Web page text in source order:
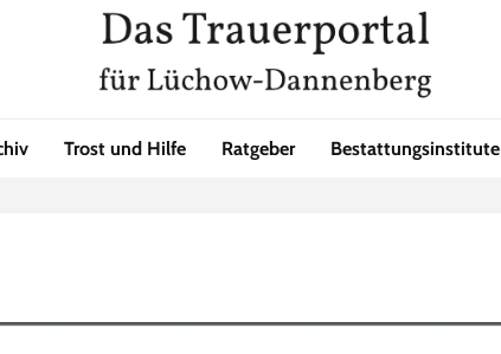
Trost und Hilfe Ratgeber Bestattungsinstitute